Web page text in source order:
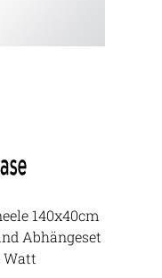
140x40cm
Abhängeset
Watt